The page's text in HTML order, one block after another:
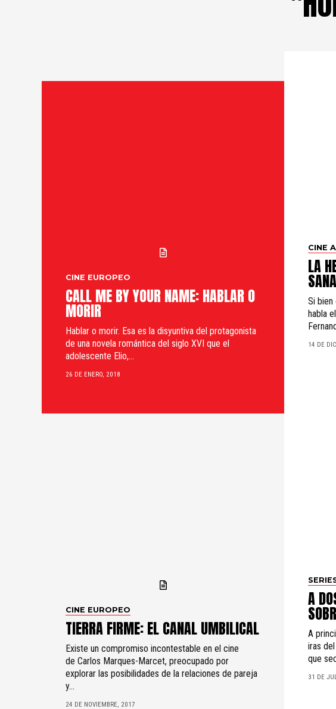
CINE EUROPEO
CALL ME BY YOUR NAME: HABLAR O
MORIR
Hablar o morir. Esa es la disyuntiva del protagonista
de una novela romántica del siglo XVI que el
adolescente Elio,...
26 DE ENERO, 2018
CINE
LA
Si bien
habla
14 DE
CINE EUROPEO
TIERRA FIRME: EL CANAL UMBILICAL
Existe un compromiso incontestable en el cine
de Carlos Marques-Marcet, preocupado por
explorar las posibilidades de la relaciones de pareja
y...
24 DE NOVIEMBRE, 2017
A
A
iras
que
31 DE